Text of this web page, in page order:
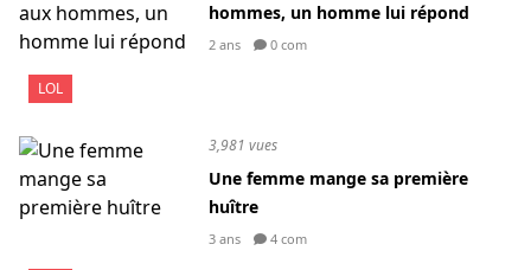
LOL
hommes, un homme lui répond
2 ans 0 com
3,981 vues
Une femme mange sa première
huître
3 ans 4 com